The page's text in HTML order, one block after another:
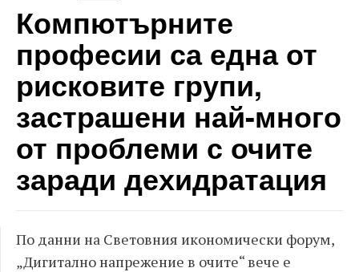
Компютърните
професии са една от
рисковите групи,
застрашени най-много
от проблеми с очите
заради дехидратация
По данни на Световния икономически форум,
„Дигитално напрежение в очите“ вече е